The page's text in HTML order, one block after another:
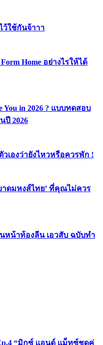
ว้ใช้กันจ้าาา
Home อย่างไรให้ได้
You in 2026 ? แบบทดสอบ
ปี 2026
วเองว่ายังไหวหรือควรพัก !
าดมหงส์ไทย’ ที่คุณไม่ควร
หน้าท้องลีน เอวสับ ฉบับทำ
Ep.4 “มิกซ์ แอนด์ แม็ทซ์ชุดคู่